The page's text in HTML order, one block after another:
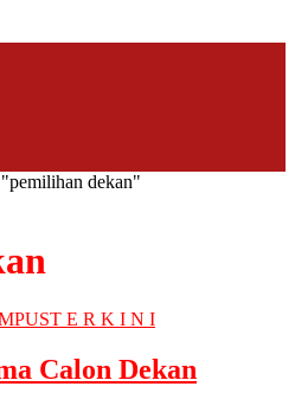
dekan"
T E R K I N I
Calon Dekan